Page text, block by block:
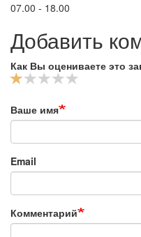
07.00 - 18.00
Добавить
Как Вы оцениваете это
Ваше имя
Email
Комментарий